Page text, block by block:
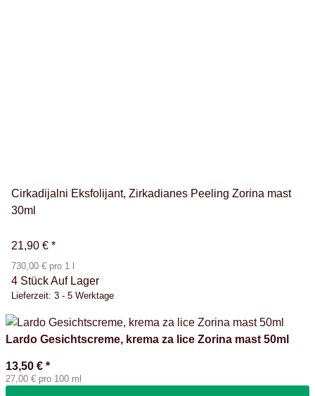
Cirkadijalni Eksfolijant, Zirkadianes Peeling Zorina mast
30ml
21,90 € *
730,00 € pro 1 l
4 Stück Auf Lager
Lieferzeit: 3 - 5 Werktage
Lardo Gesichtscreme, krema za lice Zorina mast 50ml
13,50 € *
27,00 € pro 100 ml